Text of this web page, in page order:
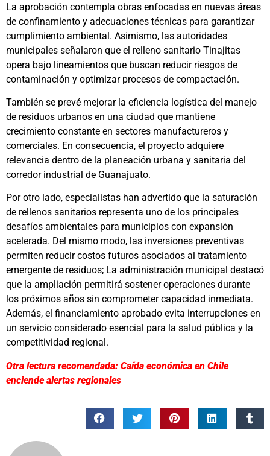
La aprobación contempla obras enfocadas en nuevas áreas
de confinamiento y adecuaciones técnicas para garantizar
cumplimiento ambiental. Asimismo, las autoridades
municipales señalaron que el relleno sanitario Tinajitas
opera bajo lineamientos que buscan reducir riesgos de
contaminación y optimizar procesos de compactación.
También se prevé mejorar la eficiencia logística del manejo
de residuos urbanos en una ciudad que mantiene
crecimiento constante en sectores manufactureros y
comerciales. En consecuencia, el proyecto adquiere
relevancia dentro de la planeación urbana y sanitaria del
corredor industrial de Guanajuato.
Por otro lado, especialistas han advertido que la saturación
de rellenos sanitarios representa uno de los principales
desafíos ambientales para municipios con expansión
acelerada. Del mismo modo, las inversiones preventivas
permiten reducir costos futuros asociados al tratamiento
emergente de residuos; La administración municipal destacó
que la ampliación permitirá sostener operaciones durante
los próximos años sin comprometer capacidad inmediata.
Además, el financiamiento aprobado evita interrupciones en
un servicio considerado esencial para la salud pública y la
competitividad regional.
Otra lectura recomendada: Caída económica en Chile
enciende alertas regionales